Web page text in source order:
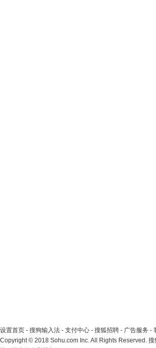
设置首页 - 搜狗输入法 - 支付中心 - 搜狐招聘 - 广告服务 -
Copyright© 2018 Sohu.com Inc. All Rights Reserved. 搜